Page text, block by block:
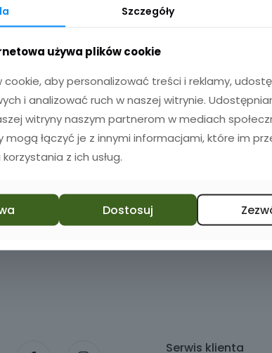
Serwis klienta
Szczegóły
używa plików cookie
cookie, aby personalizować treści i reklamy,
i analizować ruch w naszej witrynie.
witryny naszym partnerom w mediach
mogą łączyć je z innymi informacjami, które im
z ich usług.
Dostosuj